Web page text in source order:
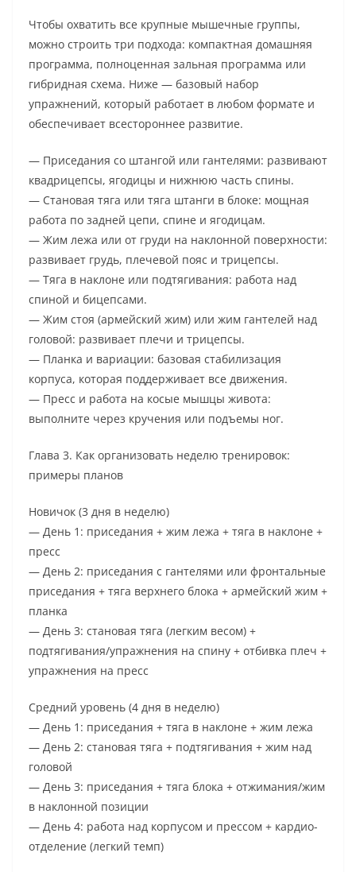
Чтобы охватить все крупные мышечные группы,
можно строить три подхода: компактная домашняя
программа, полноценная зальная программа или
гибридная схема. Ниже — базовый набор
упражнений, который работает в любом формате и
обеспечивает всестороннее развитие.
— Приседания со штангой или гантелями: развивают
квадрицепсы, ягодицы и нижнюю часть спины.
— Становая тяга или тяга штанги в блоке: мощная
работа по задней цепи, спине и ягодицам.
— Жим лежа или от груди на наклонной поверхности:
развивает грудь, плечевой пояс и трицепсы.
— Тяга в наклоне или подтягивания: работа над
спиной и бицепсами.
— Жим стоя (армейский жим) или жим гантелей над
головой: развивает плечи и трицепсы.
— Планка и вариации: базовая стабилизация
корпуса, которая поддерживает все движения.
— Пресс и работа на косые мышцы живота:
выполните через кручения или подъемы ног.
Глава 3. Как организовать неделю тренировок:
примеры планов
Новичок (3 дня в неделю)
— День 1: приседания + жим лежа + тяга в наклоне +
пресс
— День 2: приседания с гантелями или фронтальные
приседания + тяга верхнего блока + армейский жим +
планка
— День 3: становая тяга (легким весом) +
подтягивания/упражнения на спину + отбивка плеч +
упражнения на пресс
Средний уровень (4 дня в неделю)
— День 1: приседания + тяга в наклоне + жим лежа
— День 2: становая тяга + подтягивания + жим над
головой
— День 3: приседания + тяга блока + отжимания/жим
в наклонной позиции
— День 4: работа над корпусом и прессом + кардио-
отделение (легкий темп)